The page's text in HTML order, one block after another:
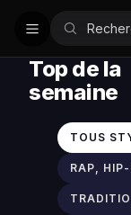
Top de la
semaine
TOUS
RAP,